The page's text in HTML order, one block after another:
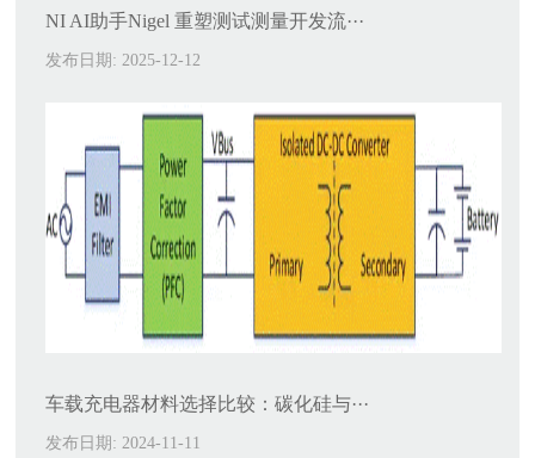
NI AI助手Nigel 重塑测试测量开发流···
发布日期: 2025-12-12
车载充电器材料选择比较：碳化硅与···
发布日期: 2024-11-11